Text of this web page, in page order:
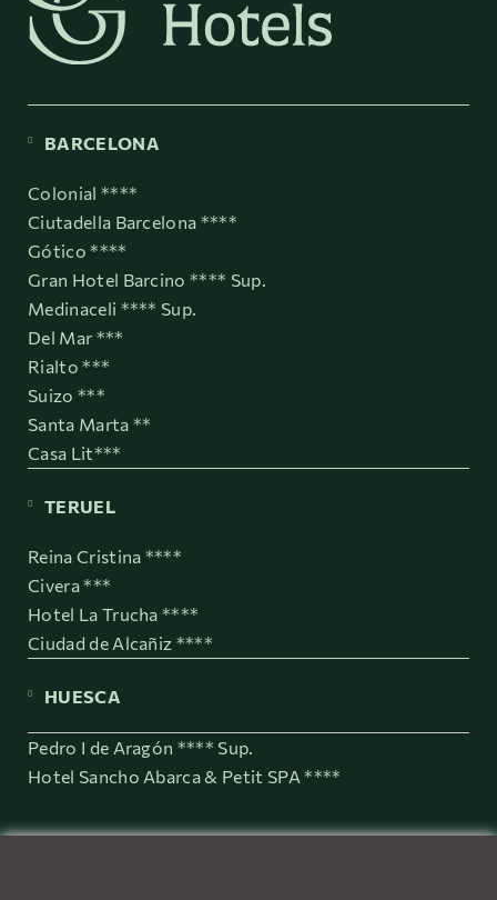
BARCELONA
Colonial ****
Ciutadella Barcelona ****
Gótico ****
Gran Hotel Barcino **** Sup.
Medinaceli **** Sup.
Del Mar ***
Rialto ***
Suizo ***
Santa Marta **
Casa Lit***
TERUEL
Reina Cristina ****
Civera ***
Hotel La Trucha ****
Ciudad de Alcañiz ****
HUESCA
Pedro I de Aragón **** Sup.
Hotel Sancho Abarca & Petit SPA ****